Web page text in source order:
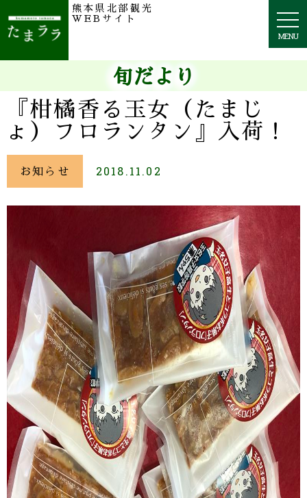
MENU
熊本県北部観光
WEBサイト
旬だより
『柑橘香る玉女（たまじ
ょ）フロランタン』入荷！
お知らせ 2018.11.02